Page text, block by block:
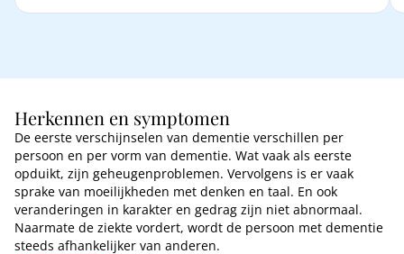
Herkennen en symptomen
De eerste verschijnselen van dementie verschillen per
persoon en per vorm van dementie. Wat vaak als eerste
opduikt, zijn geheugenproblemen. Vervolgens is er vaak
sprake van moeilijkheden met denken en taal. En ook
veranderingen in karakter en gedrag zijn niet abnormaal.
Naarmate de ziekte vordert, wordt de persoon met dementie
steeds afhankelijker van anderen.